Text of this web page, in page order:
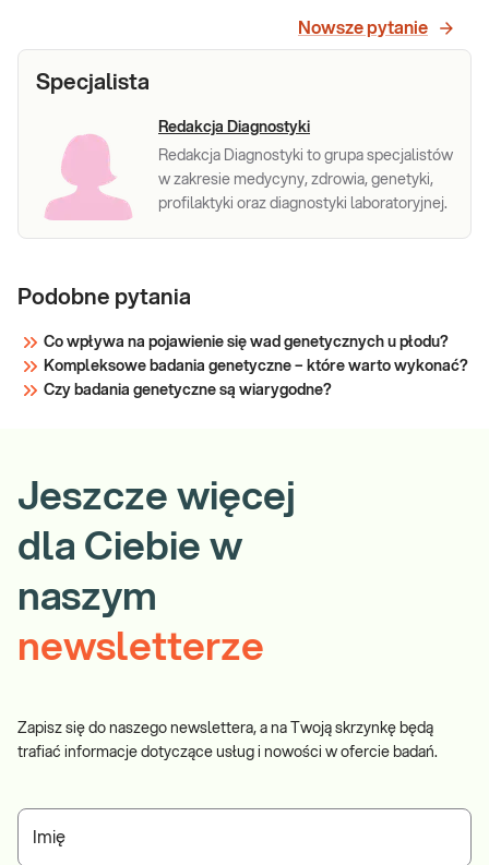
Nowsze pytanie
Specjalista
Redakcja Diagnostyki
Redakcja Diagnostyki to grupa specjalistów
w zakresie medycyny, zdrowia, genetyki,
profilaktyki oraz diagnostyki laboratoryjnej.
Podobne pytania
Co wpływa na pojawienie się wad genetycznych u płodu?
Kompleksowe badania genetyczne – które warto wykonać?
Czy badania genetyczne są wiarygodne?
Jeszcze więcej
dla Ciebie w
naszym
newsletterze
Zapisz się do naszego newslettera, a na Twoją skrzynkę będą
trafiać informacje dotyczące usług i nowości w ofercie badań.
Imię